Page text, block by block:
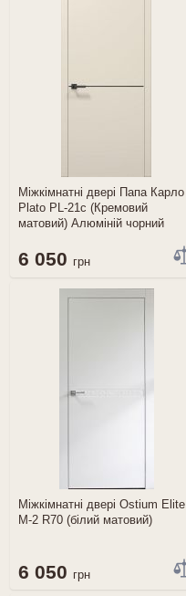
Міжкімнатні двері Папа Карло
Plato PL-21c (Кремовий
матовий) Алюміній чорний
6 050 грн
Міжкімнатні двері Ostium Elite
М-2 R70 (білий матовий)
6 050 грн